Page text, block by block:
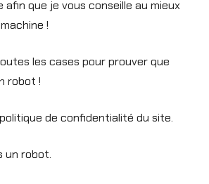
afin que je vous conseille au mieux
!
les cases pour prouver que
robot !
de confidentialité du site.
un robot.